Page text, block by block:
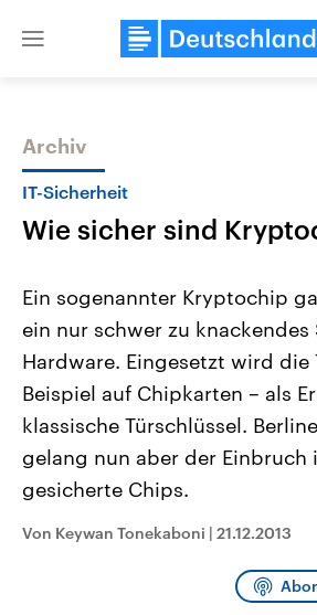
Close
Themen
Landtagswahl Sachsen-Anhalt
2026
Alle Informationen
Sachsen-Anhalt wählt am 6.
September 2026 einen neuen
Landtag. Seit 2021 wird das
Bundesland von einer Koalition aus
Umfragen, Prognosen,
Wahlprogramme, aktuelle Berichte
und Kandidaten der anstehenden
Archiv
IT-Sicherheit
Wie sicher sind
Ein sogenannter Kryptochip
ein nur schwer zu knackendes
Hardware. Eingesetzt wird die
Beispiel auf Chipkarten – als
klassische Türschlüssel.
gelang nun aber der Einbruch
gesicherte Chips.
Von Keywan Tonekaboni | 21.12.2013